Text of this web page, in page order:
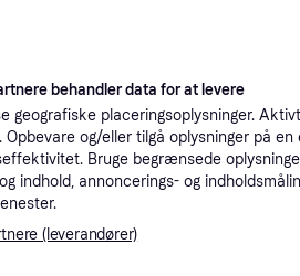
behandler data for at levere
geografiske placeringsoplysninger.
og/eller tilgå oplysninger på en
Bruge begrænsede
indhold, annoncerings- og
(leverandører)